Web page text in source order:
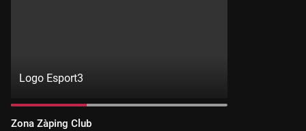
Canal:
Zona Zàping Club
Logo Esport3
Directe:
Esport3